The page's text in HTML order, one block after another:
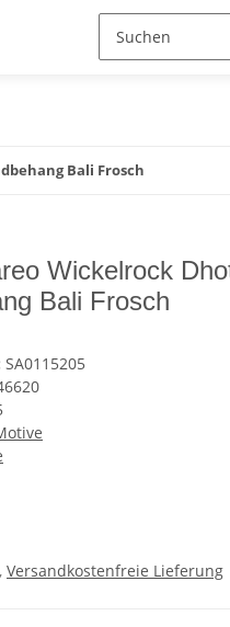
Bali Frosch
Wickelrock
Bali Frosch
SA0115205
Versandkostenfreie Lieferung